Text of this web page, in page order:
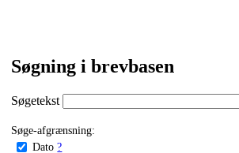
Søgning i brevbasen
Søgetekst
Søge-afgrænsning:
Dato ?